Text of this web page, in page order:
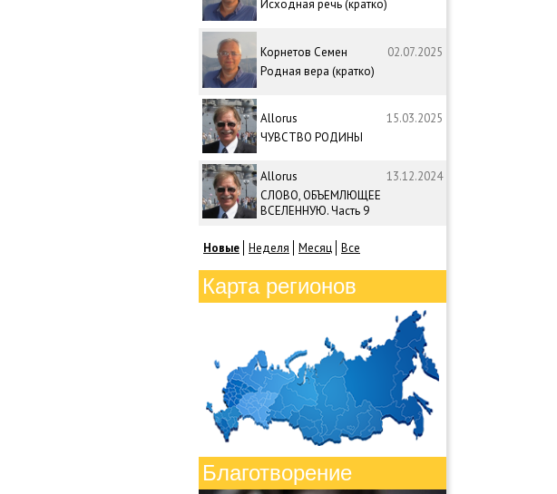
Исходная речь (кратко)
Корнетов Семен
02.07.2025
Родная вера (кратко)
Allorus
15.03.2025
ЧУВСТВО РОДИНЫ
Allorus
13.12.2024
СЛОВО, ОБЪЕМЛЮЩЕЕ
ВСЕЛЕННУЮ. Часть 9
Новые Неделя Месяц Все
Карта регионов
Благотворение